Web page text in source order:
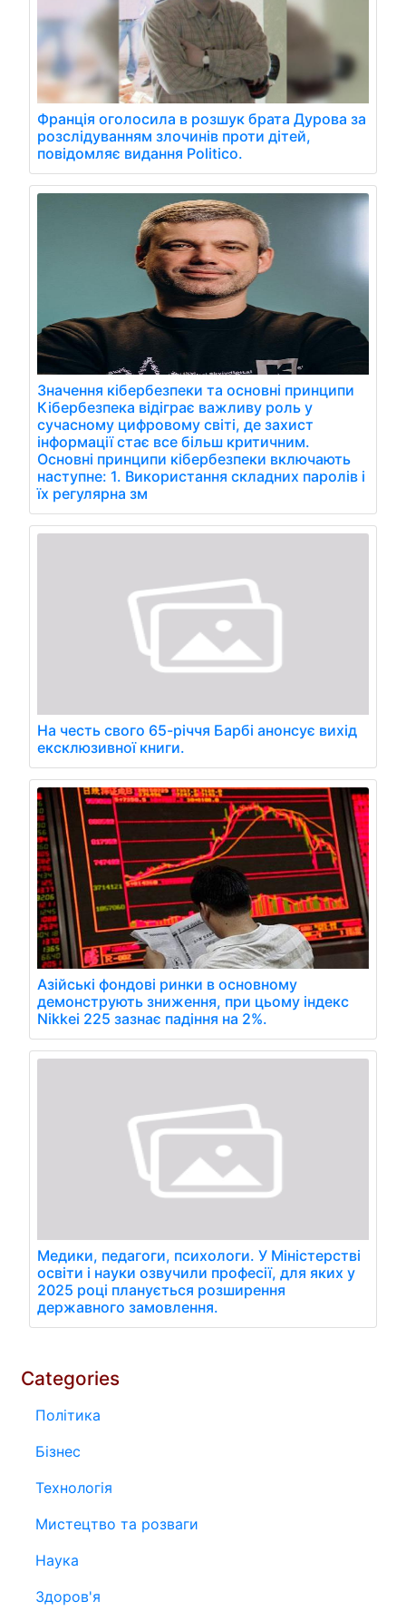
Франція оголосила в розшук брата Дурова за
розслідуванням злочинів проти дітей,
повідомляє видання Politico.
Значення кібербезпеки та основні принципи
Кібербезпека відіграє важливу роль у
сучасному цифровому світі, де захист
інформації стає все більш критичним.
Основні принципи кібербезпеки включають
наступне: 1. Використання складних паролів і
їх регулярна зм
На честь свого 65-річчя Барбі анонсує вихід
ексклюзивної книги.
Азійські фондові ринки в основному
демонструють зниження, при цьому індекс
Nikkei 225 зазнає падіння на 2%.
Медики, педагоги, психологи. У Міністерстві
освіти і науки озвучили професії, для яких у
2025 році планується розширення
державного замовлення.
Categories
Політика
Бізнес
Технологія
Мистецтво та розваги
Наука
Здоров'я